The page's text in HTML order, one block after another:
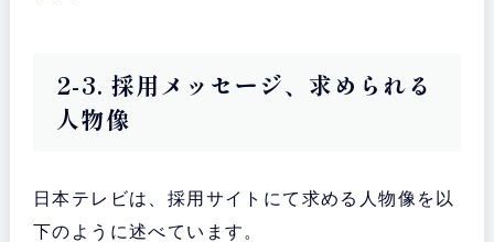
2-3. 採用メッセージ、求められる
人物像
日本テレビは、採用サイトにて求める人物像を以
下のように述べています。